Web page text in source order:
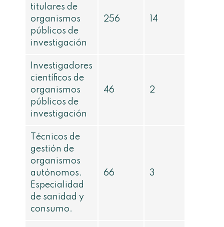
titulares de
organismos
públicos de
investigación
256 14
Investigadores
científicos de
organismos
públicos de
investigación
46 2
Técnicos de
gestión de
organismos
autónomos.
Especialidad
de sanidad y
consumo.
66 3